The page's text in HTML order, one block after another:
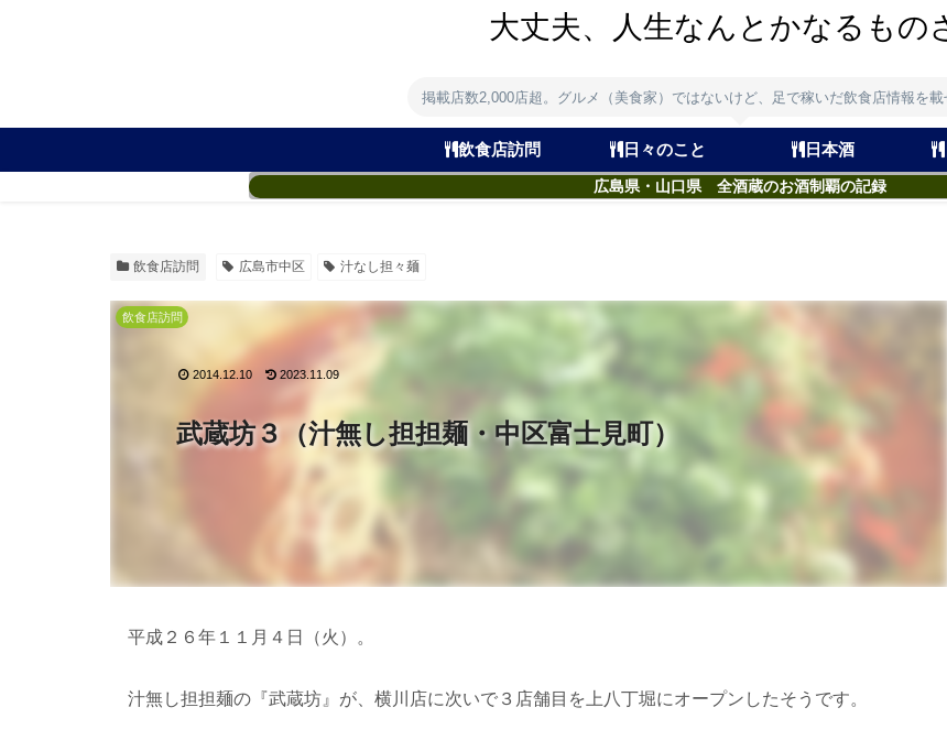
大丈夫、人生なんとかなるもの
掲載店数2,000店超。グルメ（美食家）ではないけど、足で稼いだ飲食店情報を載
飲食店訪問 日々のこと 日本酒
広島県・山口県 全酒蔵のお酒制覇の記録
飲食店訪問 広島市中区 汁なし担々麺
武蔵坊３（汁無し担担麺・中区富士見町）
飲食店訪問
2014.12.10 2023.11.09
平成２６年１１月４日（火）。
汁無し担担麺の『武蔵坊』が、横川店に次いで３店舗目を上八丁堀にオープンしたそうです。